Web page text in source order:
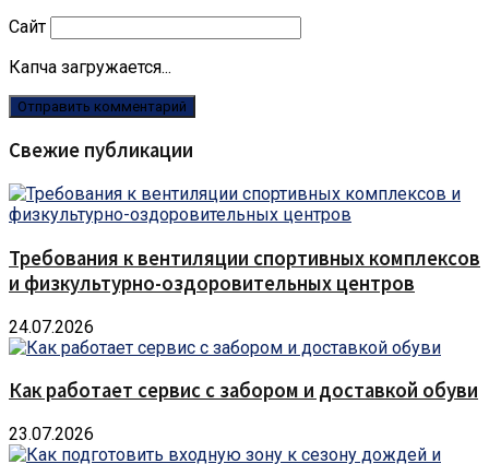
Сайт
Капча загружается...
Свежие публикации
Требования к вентиляции спортивных комплексов
и физкультурно-оздоровительных центров
24.07.2026
Как работает сервис с забором и доставкой обуви
23.07.2026